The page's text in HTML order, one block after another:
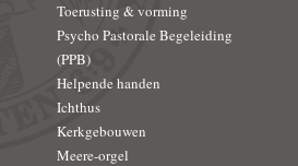
Toerusting & vorming
Psycho Pastorale Begeleiding
(PPB)
Helpende handen
Ichthus
Kerkgebouwen
Meere-orgel